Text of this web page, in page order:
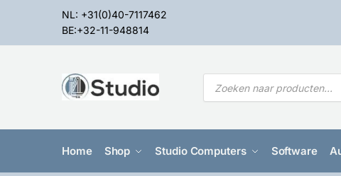
NL: +31(0)40-7117462
BE:+32-11-948814
Home Shop Studio Computers Software